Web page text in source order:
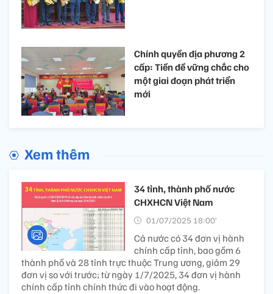
Chính quyền địa phương 2
cấp: Tiền đề vững chắc cho
một giai đoạn phát triển
mới
Xem thêm
34 tỉnh, thành phố nước
CHXHCN Việt Nam
01/07/2025 18:00’
Cả nước có 34 đơn vị hành
chính cấp tỉnh, bao gồm 6
thành phố và 28 tỉnh trực thuộc Trung ương, giảm 29
đơn vị so với trước; từ ngày 1/7/2025, 34 đơn vị hành
chính cấp tỉnh chính thức đi vào hoạt động.